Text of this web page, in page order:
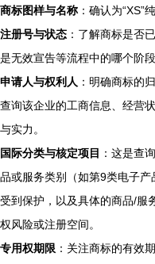
商标图样与名称 ：确认为“XS”
注册号与状态 ：了解商标是否
是无效宣告等流程中的哪个阶段
申请人与权利人 ：明确商标的
查询该企业的工商信息、经营
与实力。
国际分类与核定项目 ：这是查
品或服务类别（如第9类电子
受到保护，以及具体的商品/服
权风险或注册空间。
专用权期限 ：关注商标的有效